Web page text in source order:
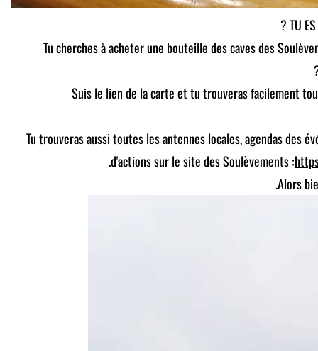
TU
Tu cherches à acheter une bouteille des caves des
Suis le lien de la carte et tu trouveras facilement
Tu trouveras aussi toutes les antennes locales, agendas des
d'actions sur le site des Soulèvements :
.
Alors